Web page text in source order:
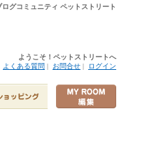
グコミュニティ ペットストリート
ようこそ！ペットストリートへ
よくある質問 | お問合せ | ログイン